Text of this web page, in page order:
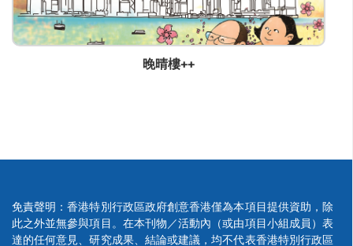
晚晴樓++
免責聲明：香港特別行政區政府創意香港僅為本項目提供資助，除
此之外並無參與項目。在本刊物／活動內（或由項目小組成員）表
達的任何意見、研究成果、結論或建議，均不代表香港特別行政區